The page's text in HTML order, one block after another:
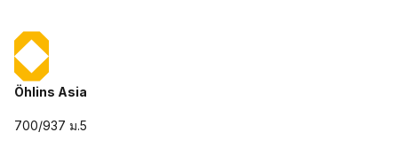
Öhlins Asia
700/937 ม.5